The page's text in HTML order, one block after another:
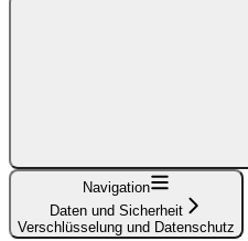
Navigation
Daten und Sicherheit
Verschlüsselung und Datenschutz